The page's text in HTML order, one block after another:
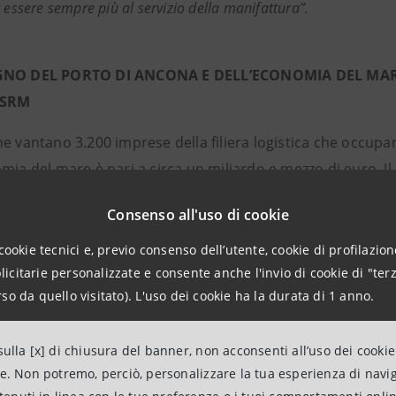
Consenso all'uso di cookie
tecnici e, previo consenso dell’utente, cookie di
personalizzate e consente anche l'invio di cookie di
da quello visitato). L'uso dei cookie ha la durata di 1 anno.
[x] di chiusura del banner, non acconsenti all’uso dei
Non potremo, perciò, personalizzare la tua esperienza di
sempre più al servizio della manifattura”.
DEL PORTO DI ANCONA E DELL’ECONOMIA DEL
vantano 3.200 imprese della filiera logistica che
del mare è pari a circa un miliardo e mezzo di euro.
di Sistema Portuale del Mare Adriatico Centrale è
del Tronto, Pescara ed Ortona, in ordine geografico da
di merci e passeggeri è Ancona.
ha movimentato circa 11 milioni di tonnellate di merci,
Le tipologie di merci più rilevanti in termini di
le rinfuse liquide con 3,7 milioni di tonnellate (+7,3% sul
e i container con 167mila TEU (+5,5%).